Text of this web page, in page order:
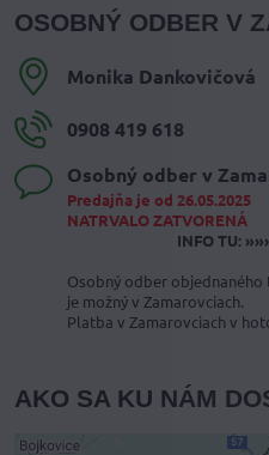
OSOBNÝ ODBER V
Monika Dankovičová
0908 419 618
Osobný odber v
Predajňa je od 26.05.2025
NATRVALO ZATVORENÁ
INFO TU:
Osobný odber objednaného
je možný v Zamarovciach.
Platba v Zamarovciach v
AKO SA KU NÁM